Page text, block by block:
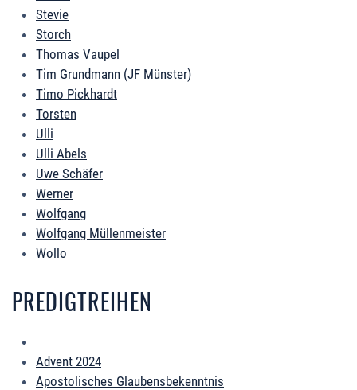
Stevie
Storch
Thomas Vaupel
Tim Grundmann (JF Münster)
Timo Pickhardt
Torsten
Ulli
Ulli Abels
Uwe Schäfer
Werner
Wolfgang
Wolfgang Müllenmeister
Wollo
PREDIGTREIHEN
Advent 2024
Apostolisches Glaubensbekenntnis